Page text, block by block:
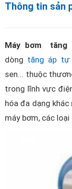
Thông tin sản
Máy bơm tăng
dòng tăng áp tự
sen... thuộc
trong lĩnh vực
hóa đa dạng
máy bơm, các